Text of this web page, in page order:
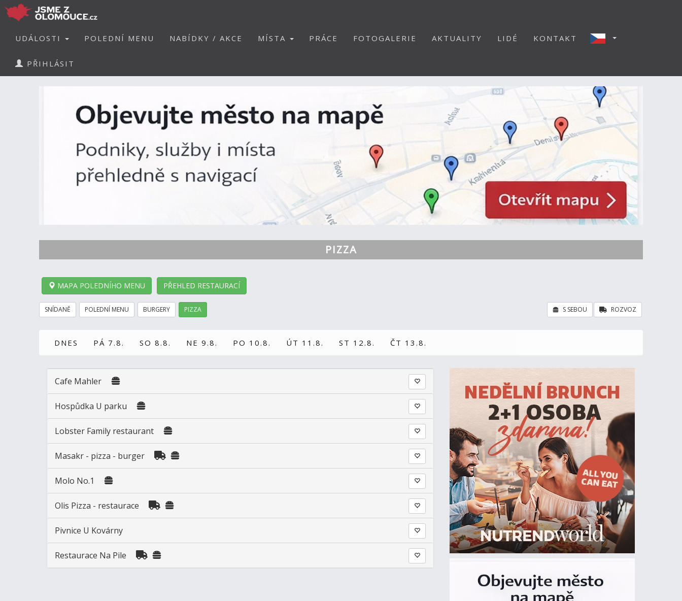
UDÁLOSTI POLEDNÍ MENU NABÍDKY / AKCE MÍSTA PRÁCE FOTOGALERIE AKTUALITY LIDÉ KONTAKT
PŘIHLÁSIT
PIZZA
MAPA POLEDNÍHO MENU PŘEHLED RESTAURACÍ
SNÍDANĚ POLEDNÍ MENU BURGERY PIZZA ROZVOZ
S SEBOU
DNES PÁ 7.8. SO 8.8. NE 9.8. PO 10.8. ÚT 11.8. ST 12.8. ČT 13.8.
Cafe Mahler
Hospůdka U parku
Lobster Family restaurant
Masakr - pizza - burger
Molo No.1
Olis Pizza - restaurace
Pivnice U Kovárny
Restaurace Na Pile